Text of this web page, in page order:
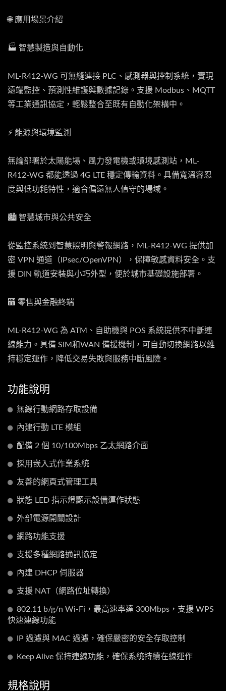
🌐 應用場景介紹
🏭 智慧製造與自動化
ML-R412-WG 可無縫連接 PLC、感測器與控制系統，實現
遠端監控、預測性維護與數據記錄。支援 Modbus、MQTT
等工業通訊協定，輕鬆整合至既有自動化架構中。
⚡ 能源與環境監測
無論部署於太陽能場、風力發電機或環境感測站，ML-
R412-WG 都能透過 4G LTE 穩定傳輸資料。具備寬溫容忍
度與低功耗特性，適合偏遠無人值守的場域。
🏙️ 智慧城市與公共安全
從監控系統到智慧照明與警報網路，ML-R412-WG 提供加
密 VPN 通道（IPsec/OpenVPN），保障敏感資料安全。支
援 DIN 軌道安裝與小巧外型，便於城市基礎設施部署。
🏧 零售與金融終端
ML-R412-WG 為 ATM、自助機與 POS 系統提供不中斷連
線能力。具備 SIM和WAN 備援機制，可自動切換網路以維
持穩定運作，降低交易失敗與服務中斷風險。
功能說明
無線行動網路存取設備
內建行動 LTE 模組
配備 2 個 10/100Mbps 乙太網路介面
採用嵌入式作業系統
友善的網頁式管理工具
狀態 LED 指示燈顯示設備運作狀態
外部電源開關設計
網路功能支援
支援多種網路通訊協定
內建 DHCP 伺服器
支援 NAT（網路位址轉換）
802.11 b/g/n Wi-Fi，最高速率達 300Mbps，支援 WPS
快速連線功能
IP 過濾與 MAC 過濾，確保嚴密的安全存取控制
Keep Alive 保持連線功能，確保系統持續在線運作
規格說明